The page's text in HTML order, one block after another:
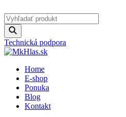
Technická podpora
Home
E-shop
Ponuka
Blog
Kontakt